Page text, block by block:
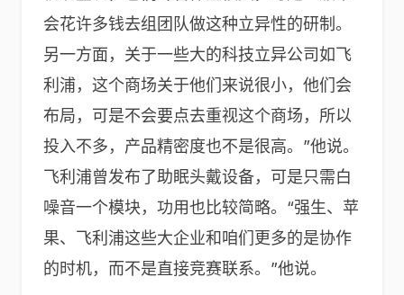
会花许多钱去组团队做这种立异性的研制。
另一方面，关于一些大的科技立异公司如飞
利浦，这个商场关于他们来说很小，他们会
布局，可是不会要点去重视这个商场，所以
投入不多，产品精密度也不是很高。”他说。
飞利浦曾发布了助眠头戴设备，可是只需白
噪音一个模块，功用也比较简略。“强生、苹
果、飞利浦这些大企业和咱们更多的是协作
的时机，而不是直接竞赛联系。”他说。